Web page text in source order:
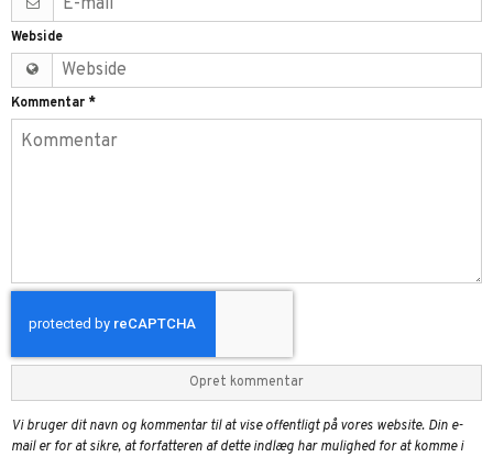
Webside
Kommentar *
Opret kommentar
Vi bruger dit navn og kommentar til at vise offentligt på vores website. Din e-
mail er for at sikre, at forfatteren af dette indlæg har mulighed for at komme i